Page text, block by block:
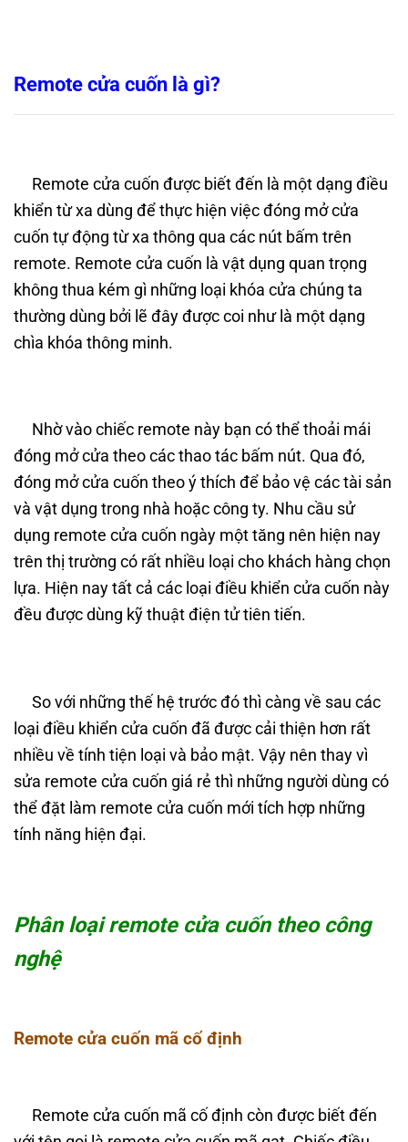
Remote cửa cuốn là gì?
Remote cửa cuốn được biết đến là một dạng điều
khiển từ xa dùng để thực hiện việc đóng mở cửa
cuốn tự động từ xa thông qua các nút bấm trên
remote. Remote cửa cuốn là vật dụng quan trọng
không thua kém gì những loại khóa cửa chúng ta
thường dùng bởi lẽ đây được coi như là một dạng
chìa khóa thông minh.
Nhờ vào chiếc remote này bạn có thể thoải mái
đóng mở cửa theo các thao tác bấm nút. Qua đó,
đóng mở cửa cuốn theo ý thích để bảo vệ các tài sản
và vật dụng trong nhà hoặc công ty. Nhu cầu sử
dụng remote cửa cuốn ngày một tăng nên hiện nay
trên thị trường có rất nhiều loại cho khách hàng chọn
lựa. Hiện nay tất cả các loại điều khiển cửa cuốn này
đều được dùng kỹ thuật điện tử tiên tiến.
So với những thế hệ trước đó thì càng về sau các
loại điều khiển cửa cuốn đã được cải thiện hơn rất
nhiều về tính tiện loại và bảo mật. Vậy nên thay vì
sửa remote cửa cuốn giá rẻ thì những người dùng có
thể đặt làm remote cửa cuốn mới tích hợp những
tính năng hiện đại.
Phân loại remote cửa cuốn theo công
nghệ
Remote cửa cuốn mã cố định
Remote cửa cuốn mã cố định còn được biết đến